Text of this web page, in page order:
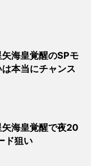
矢海皇覚醒のSPモ
本当にチャンス
矢海皇覚醒で夜20
ド狙い